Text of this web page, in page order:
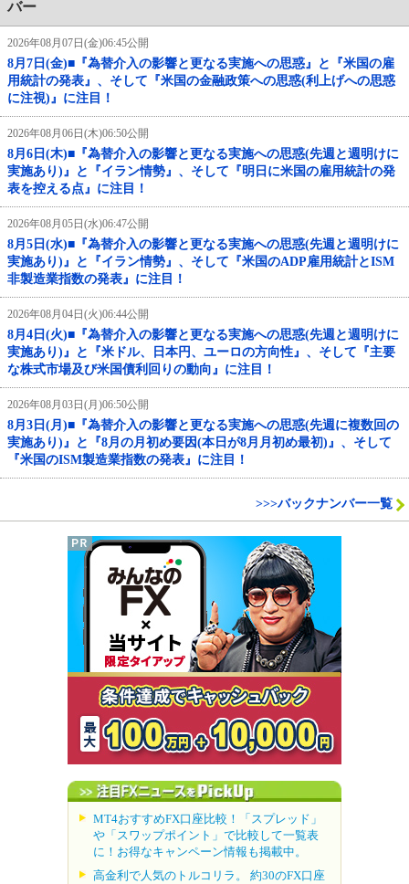
バー
2026年08月07日(金)06:45公開
8月7日(金)■『為替介入の影響と更なる実施への思惑』と『米国の雇
用統計の発表』、そして『米国の金融政策への思惑(利上げへの思惑
に注視)』に注目！
2026年08月06日(木)06:50公開
8月6日(木)■『為替介入の影響と更なる実施への思惑(先週と週明けに
実施あり)』と『イラン情勢』、そして『明日に米国の雇用統計の発
表を控える点』に注目！
2026年08月05日(水)06:47公開
8月5日(水)■『為替介入の影響と更なる実施への思惑(先週と週明けに
実施あり)』と『イラン情勢』、そして『米国のADP雇用統計とISM
非製造業指数の発表』に注目！
2026年08月04日(火)06:44公開
8月4日(火)■『為替介入の影響と更なる実施への思惑(先週と週明けに
実施あり)』と『米ドル、日本円、ユーロの方向性』、そして『主要
な株式市場及び米国債利回りの動向』に注目！
2026年08月03日(月)06:50公開
8月3日(月)■『為替介入の影響と更なる実施への思惑(先週に複数回の
実施あり)』と『8月の月初め要因(本日が8月月初め最初)』、そして
『米国のISM製造業指数の発表』に注目！
>>>バックナンバー一覧
MT4おすすめFX口座比較！「スプレッド」
や「スワップポイント」で比較して一覧表
に！お得なキャンペーン情報も掲載中。
高金利で人気のトルコリラ。 約30のFX口座